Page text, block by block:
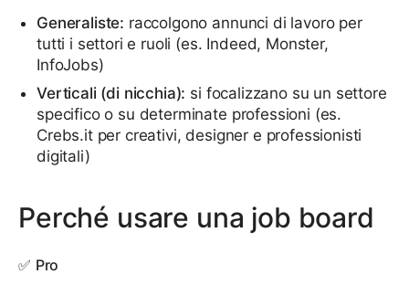
Generaliste: raccolgono annunci di lavoro per
tutti i settori e ruoli (es. Indeed, Monster,
InfoJobs)
Verticali (di nicchia): si focalizzano su un settore
specifico o su determinate professioni (es.
Crebs.it per creativi, designer e professionisti
digitali)
Perché usare una job board
✅ Pro